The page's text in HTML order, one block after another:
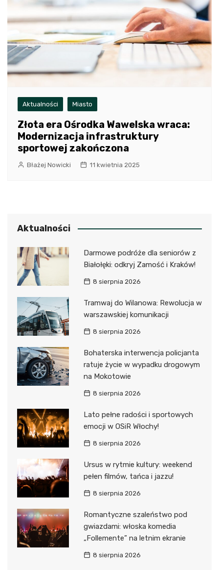
Aktualności Miasto
Złota era Ośrodka Wawelska wraca:
Modernizacja infrastruktury
sportowej zakończona
Błażej Nowicki 11 kwietnia 2025
Aktualności
Darmowe podróże dla seniorów z
Białołęki: odkryj Zamość i Kraków!
8 sierpnia 2026
Tramwaj do Wilanowa: Rewolucja w
warszawskiej komunikacji
8 sierpnia 2026
Bohaterska interwencja policjanta
ratuje życie w wypadku drogowym
na Mokotowie
8 sierpnia 2026
Lato pełne radości i sportowych
emocji w OSiR Włochy!
8 sierpnia 2026
Ursus w rytmie kultury: weekend
pełen filmów, tańca i jazzu!
8 sierpnia 2026
Romantyczne szaleństwo pod
gwiazdami: włoska komedia
„Follemente” na letnim ekranie
8 sierpnia 2026